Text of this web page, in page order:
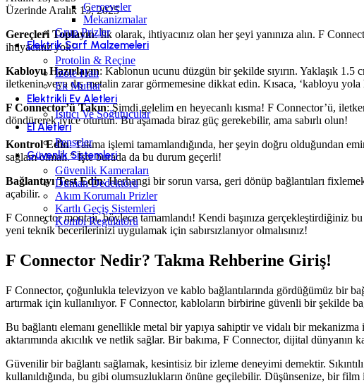
Çerçeveler
Mekanizmalar
Grup Prizler
Elektrik Sarf Malzemeleri
Protolin & Reçine
İzole Halı
Ek Muflar
Elektrikli Ev Aletleri
Isıtıcı Ve Soğutucular
El Aletleri
Penseler
Güvenlik Sistemleri
Güvenlik Kameraları
Duman Dedektörü
Akım Korumalı Prizler
Kartlı Geçiş Sistemleri
Kombi Regülatörü
Üzerinde Aralık 13, 2025
Gereçleri Toplayın: İlk olarak, ihtiyacınız olan her şeyi yanınıza alın. F
ihtiyacınız yok!
Kabloyu Hazırlayın: Kablonun ucunu düzgün bir şekilde sıyırın. Yaklaşık 1.5
iletkenin veya dış metalin zarar görmemesine dikkat edin. Kısaca, ‘kabloyu yola
F Connector’ü Takın: Şimdi gelelim en heyecanlı kısma! F Connector’ü,
döndürerek iyice oturtun. Bu aşamada biraz güç gerekebilir, ama sabırlı olun!
Kontrol Edin: Takma işlemi tamamlandığında, her şeyin doğru olduğundan
sağlam olmalı.” İşte burada da bu durum geçerli!
Bağlantıyı Test Edin: Herhangi bir sorun varsa, geri dönüp bağlantıları
açabilir.
F Connector montajı, böylece tamamlandı! Kendi başınıza gerçekleştirdiğiniz
yeni teknik becerilerinizi uygulamak için sabırsızlanıyor olmalısınız!
F Connector Nedir? Takma Rehberine Giriş!
F Connector, çoğunlukla televizyon ve kablo bağlantılarında gördüğümüz bir
artırmak için kullanılıyor. F Connector, kabloların birbirine güvenli bir şekilde
Bu bağlantı elemanı genellikle metal bir yapıya sahiptir ve vidalı bir
aktarımında akıcılık ve netlik sağlar. Bir bakıma, F Connector, dijital dünyanın
Güvenilir bir bağlantı sağlamak, kesintisiz bir izleme deneyimi demektir.
kullanıldığında, bu gibi olumsuzlukların önüne geçilebilir. Düşünsenize, bir